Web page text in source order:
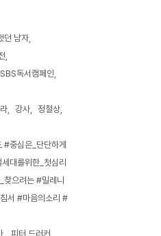
던 남자
SBS독서캠페인
강사
정철상
중심은_단단하게
대를위한_첫심리
찾으려는 #밀레니
서 #마음의소리 #
피터 드러커